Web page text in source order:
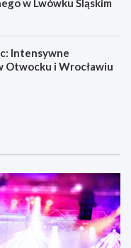
w Lwówku Śląskim
Intensywne
Otwocku i Wrocławiu